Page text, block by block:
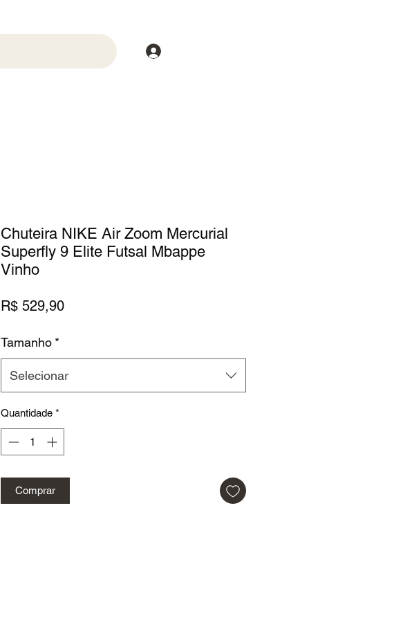
Chuteira NIKE Air Zoom Mercurial
Superfly 9 Elite Futsal Mbappe
Vinho
R$ 529,90Preço
Tamanho *
Selecionar
Quantidade *
Comprar